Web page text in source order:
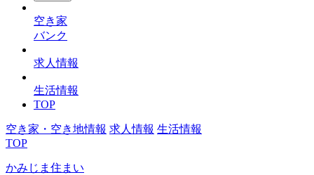
空き家
バンク
求人情報
生活情報
TOP
空き家・空き地情報 求人情報 生活情報
TOP
かみじま住まい